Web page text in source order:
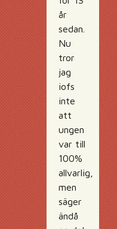
år
sedan.
Nu
tror
jag
iofs
inte
att
ungen
var till
100%
allvarlig,
men
säger
ändå